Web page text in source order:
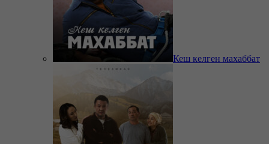
Кеш келген махаббат